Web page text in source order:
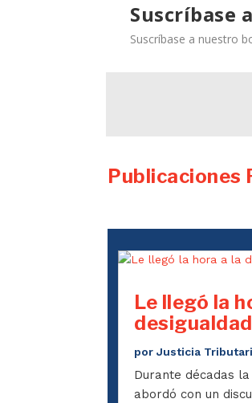
Suscríbase
Suscríbase a nuestro
Publicaciones
Le llegó la
desigualdad
porJusticia
Durante décadas
abordó con un